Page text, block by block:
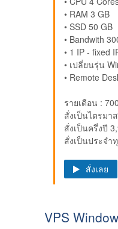
• RAM 3 GB
• SSD 50 GB
• Bandwith
• 1 IP - fixed
• เปลี่ยนรุ่น
• Remote
รายเดือน :
สั่งเป็นไตรมา
สั่งเป็นครึ่งปี
สั่งเป็นประจำ
สั่งเลย
VPS